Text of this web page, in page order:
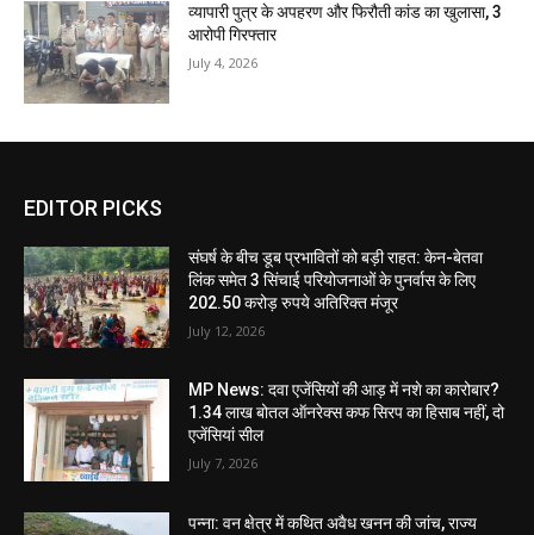
व्यापारी पुत्र के अपहरण और फिरौती कांड का खुलासा, 3
आरोपी गिरफ्तार
July 4, 2026
EDITOR PICKS
संघर्ष के बीच डूब प्रभावितों को बड़ी राहत: केन-बेतवा
लिंक समेत 3 सिंचाई परियोजनाओं के पुनर्वास के लिए
202.50 करोड़ रुपये अतिरिक्त मंजूर
July 12, 2026
MP News: दवा एजेंसियों की आड़ में नशे का कारोबार?
1.34 लाख बोतल ऑनरेक्स कफ सिरप का हिसाब नहीं, दो
एजेंसियां सील
July 7, 2026
पन्ना: वन क्षेत्र में कथित अवैध खनन की जांच, राज्य